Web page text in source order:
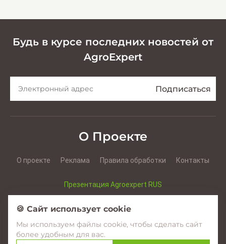
Будь в курсе последних новостей от
AgroExpert
О Проекте
О проекте Реклама Правила обработки Контакты
Презентация Agroexpert RUS
Facebook YouTube Instagram
🍪 Сайт использует cookie
Мы используем файлы cookie, чтобы сделать сайт
более удобным для вас.